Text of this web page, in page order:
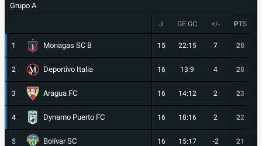
Grupo A
J GF:GC +/- PTS
1 Monagas SC B 15 22:15 7 28
2 Deportivo Italia 16 13:9 4 28
3 Aragua FC 16 14:12 2 23
4 Dynamo Puerto FC 16 18:16 2 22
5 Bolívar SC 16 15:17 -2 21